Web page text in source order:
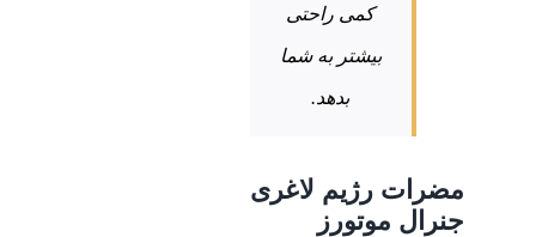
کمی راحتی
بیشتر به شما
بدهد.
مضرات رژیم لاغری
جنرال موتورز